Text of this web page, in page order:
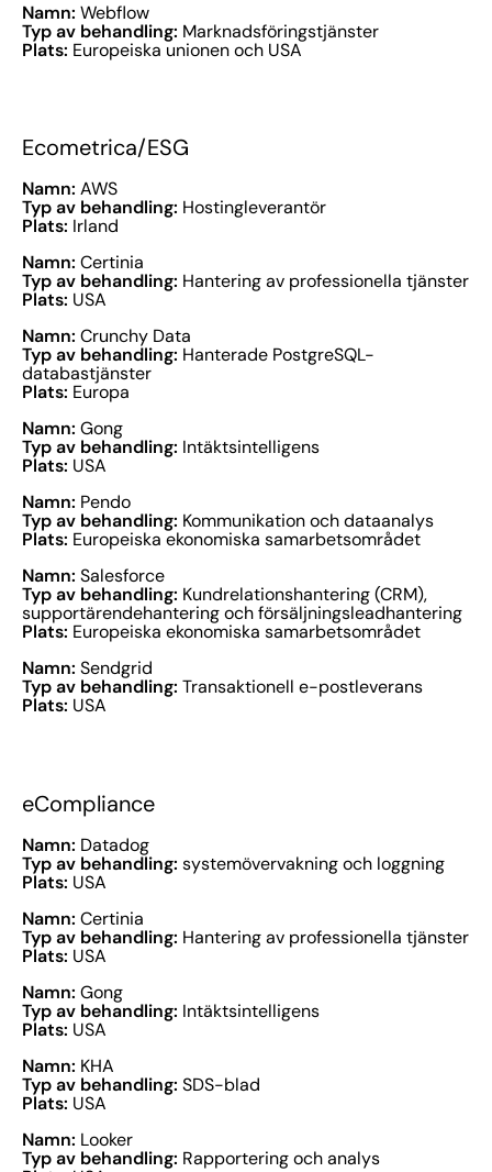
Namn: Webflow
Typ av behandling: Marknadsföringstjänster
Plats: Europeiska unionen och USA
Ecometrica/ESG
Namn: AWS
Typ av behandling: Hostingleverantör
Plats: Irland
Namn: Certinia
Typ av behandling: Hantering av professionella tjänster
Plats: USA
Namn: Crunchy Data
Typ av behandling: Hanterade PostgreSQL-
databastjänster
Plats: Europa
Namn: Gong
Typ av behandling: Intäktsintelligens
Plats: USA
Namn: Pendo
Typ av behandling: Kommunikation och dataanalys
Plats: Europeiska ekonomiska samarbetsområdet
Namn: Salesforce
Typ av behandling: Kundrelationshantering (CRM),
supportärendehantering och försäljningsleadhantering
Plats: Europeiska ekonomiska samarbetsområdet
Namn: Sendgrid
Typ av behandling: Transaktionell e-postleverans
Plats: USA
eCompliance
Namn: Datadog
Typ av behandling: systemövervakning och loggning
Plats: USA
Namn: Certinia
Typ av behandling: Hantering av professionella tjänster
Plats: USA
Namn: Gong
Typ av behandling: Intäktsintelligens
Plats: USA
Namn: KHA
Typ av behandling: SDS-blad
Plats: USA
Namn: Looker
Typ av behandling: Rapportering och analys